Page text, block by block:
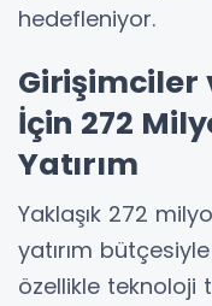
hedefleniyor.
Girişimciler
İçin 272
Yatırım
Yaklaşık 272
yatırım
özellikle teknoloji